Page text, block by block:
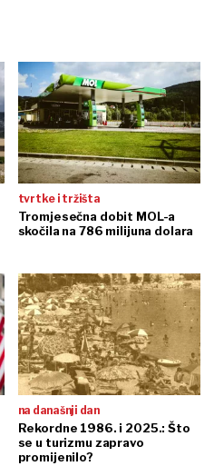
tvrtke i tržišta
Tromjesečna dobit MOL-a
skočila na 786 milijuna dolara
na današnji dan
Rekordne 1986. i 2025.: Što
se u turizmu zapravo
promijenilo?